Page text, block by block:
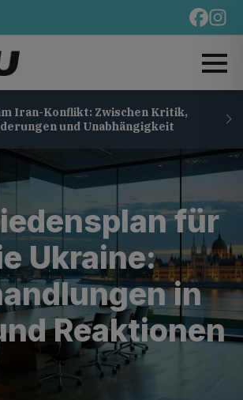
Iran-Konflikt: Zwischen Kritik,
und Unabhängigkeit
für
Ukraine:
in
Reaktionen